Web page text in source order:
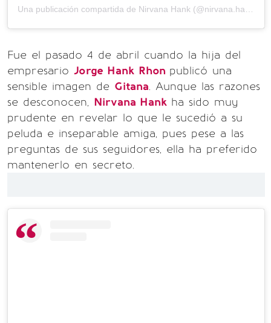
Una publicación compartida de Nirvana Hank (@nirvana.hank) el
Fue el pasado 4 de abril cuando la hija del
empresario Jorge Hank Rhon publicó una
sensible imagen de Gitana. Aunque las razones
se desconocen, Nirvana Hank ha sido muy
prudente en revelar lo que le sucedió a su
peluda e inseparable amiga, pues pese a las
preguntas de sus seguidores, ella ha preferido
mantenerlo en secreto.